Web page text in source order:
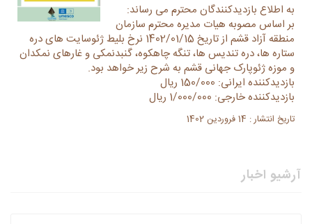
به اطلاع بازدیدکنندگان محترم می رساند:
بر اساس مصوبه هیات مدیره محترم سازمان
منطقه آزاد قشم از تاریخ 1402/01/15 نرخ بلیط ژئوسایت های دره
ستاره ها، دره تندیس ها، تنگه چاهکوه، گنبدنمکی و غارهای نمکدان
و موزه ژئوپارک جهانی قشم به شرح زیر خواهد بود.
بازدیدکننده ایرانی: 150/000 ریال
بازدیدکننده خارجی: 1/000/000 ریال
تاریخ انتشار : 14 فروردین 1402
آرشیو اخبار